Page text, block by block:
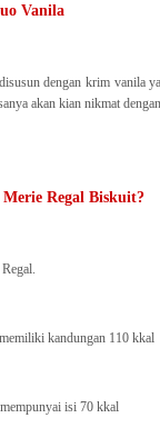
Vanila
dengan krim vanila
akan kian nikmat
Regal Biskuit?
kandungan 110 kkal
isi 70 kkal